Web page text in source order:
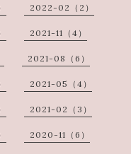
2022-02（2）
2021-11（4）
2021-08（6）
2021-05（4）
2021-02（3）
2020-11（6）